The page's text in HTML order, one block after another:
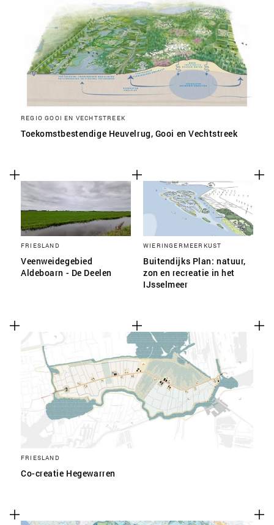
REGIO GOOI EN VECHTSTREEK
Toekomstbestendige Heuvelrug, Gooi en Vechtstreek
FRIESLAND
Veenweidegebied
Aldeboarn - De Deelen
WIERINGERMEERKUST
Buitendijks Plan: natuur,
zon en recreatie in het
IJsselmeer
FRIESLAND
Co-creatie Hegewarren